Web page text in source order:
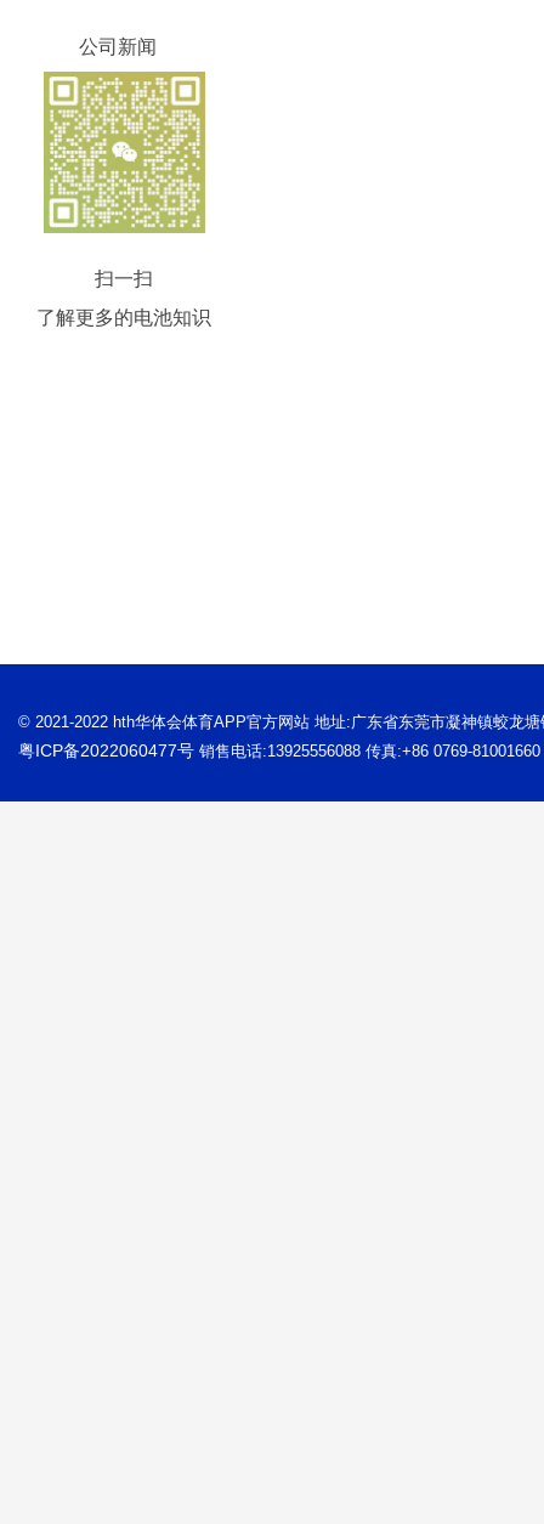
公司新闻
扫一扫
了解更多的电池知识
© 2021-2022 hth华体会体育APP官方网站 地址:广东省东莞市凝神镇蛟龙
粤ICP备2022060477号 销售电话:13925556088 传真:+86 0769-81001660